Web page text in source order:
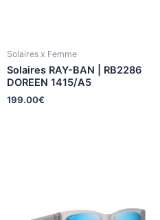
Solaires x Femme
Solaires RAY-BAN | RB2286
DOREEN 1415/A5
199.00€